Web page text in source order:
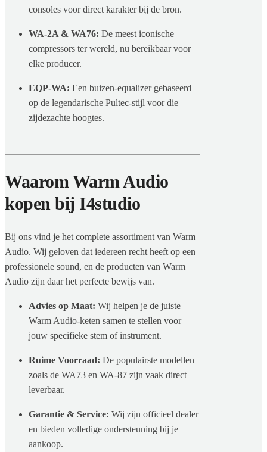
consoles voor direct karakter bij de bron.
WA-2A & WA76: De meest iconische
compressors ter wereld, nu bereikbaar voor
elke producer.
EQP-WA: Een buizen-equalizer gebaseerd
op de legendarische Pultec-stijl voor die
zijdezachte hoogtes.
Waarom Warm Audio
kopen bij I4studio
Bij ons vind je het complete assortiment van Warm
Audio. Wij geloven dat iedereen recht heeft op een
professionele sound, en de producten van Warm
Audio zijn daar het perfecte bewijs van.
Advies op Maat: Wij helpen je de juiste
Warm Audio-keten samen te stellen voor
jouw specifieke stem of instrument.
Ruime Voorraad: De populairste modellen
zoals de WA73 en WA-87 zijn vaak direct
leverbaar.
Garantie & Service: Wij zijn officieel dealer
en bieden volledige ondersteuning bij je
aankoop.